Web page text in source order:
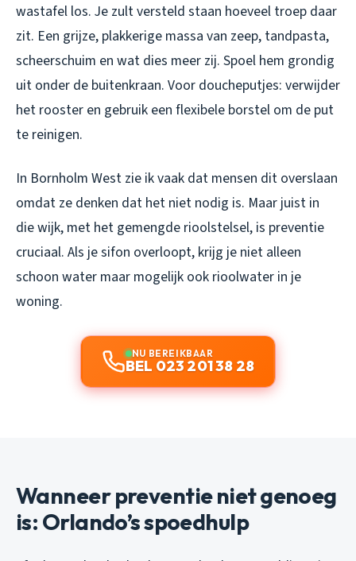
wastafel los. Je zult versteld staan hoeveel troep daar
zit. Een grijze, plakkerige massa van zeep, tandpasta,
scheerschuim en wat dies meer zij. Spoel hem grondig
uit onder de buitenkraan. Voor doucheputjes: verwijder
het rooster en gebruik een flexibele borstel om de put
te reinigen.
In Bornholm West zie ik vaak dat mensen dit overslaan
omdat ze denken dat het niet nodig is. Maar juist in
die wijk, met het gemengde rioolstelsel, is preventie
cruciaal. Als je sifon overloopt, krijg je niet alleen
schoon water maar mogelijk ook rioolwater in je
woning.
NU BEREIKBAAR
BEL 023 201 38 28
Wanneer preventie niet genoeg
is: Orlando’s spoedhulp